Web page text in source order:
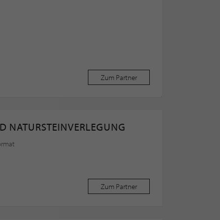
Zum Partner
NATURSTEINVERLEGUNG
Zum Partner